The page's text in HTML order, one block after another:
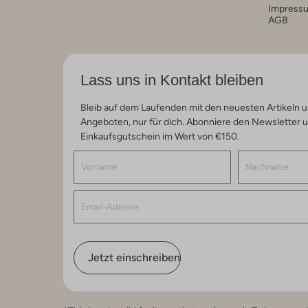
AGB
Lass uns in Kontakt bleiben
Bleib auf dem Laufenden mit den neuesten Artikeln
Angeboten, nur für dich. Abonniere den Newsletter
Einkaufsgutschein im Wert von €150.
Jetzt einschreiben